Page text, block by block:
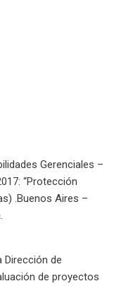
Gerenciales –
“Protección
.Buenos Aires –
Dirección de
de proyectos